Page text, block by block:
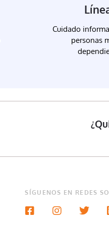
Cuidado
personas
SÍGUENOS EN REDES